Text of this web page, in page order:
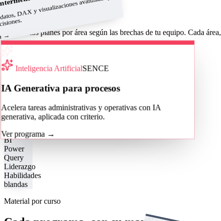
DAX y visualizaciones avanzadas para
→
Inteligencia ArtificialSENCE
IA Generativa para procesos
Acelera tareas administrativas y operativas con IA
generativa, aplicada con criterio.
Ver programa →
Áreas de formación
Diseñamos planes por área según las brechas de tu equipo. Cada
Área
De fórmulas y tablas dinámicas a la
automatización con macros y VBA.
Ver cursos →
Power
BI
Power
Query
Liderazgo
Habilidades
blandas
Material por curso